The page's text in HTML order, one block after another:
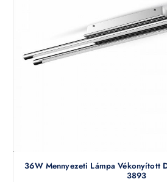
36W Mennyezeti Lámpa Vékonyított
3893